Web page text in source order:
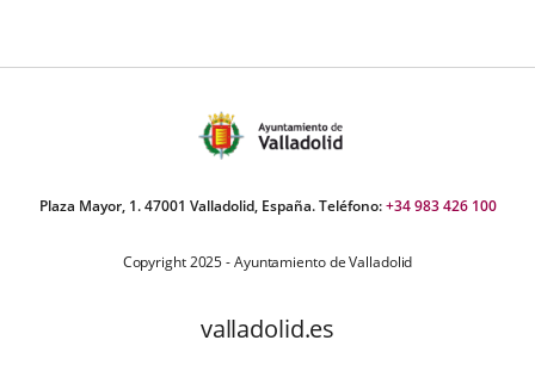
Plaza Mayor, 1. 47001 Valladolid, España. Teléfono:+34 983 426 100
Copyright 2025 - Ayuntamiento de Valladolid
valladolid.es